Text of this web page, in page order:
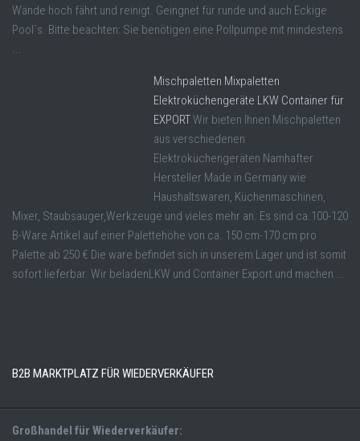
Wände hoch fährt und reinigt. Geingnet für runde und auch Eckige
Pool´s. Bitte beachten: Sie benötigen eine Pollpumpe mit mindestens
...
Mischpaletten Mixpaletten
Elektroküchengeräte LKW Container für
EXPORTWir bieten Ihnen Mischpaletten
aus verschiedenen
Elektroküchengeräten Namhafter
Hersteller Made in Germany wie
Haushaltswaren, Küchenmaschinen,
Mixer, Staubsauger,Werkzeuge und vieles mehr an. Es sind ca.100-120
B-Ware Artikel auf einer Palettehöhe von ca. 150 cm-170 cm pro
Palette ab 250 € Die ware befindet sich in unserem Lager und ist somit
sofort lieferbar. Wir beladenLKW und Container Export und machen ...
B2B MARKTPLATZ FÜR WIEDERVERKÄUFER
Großhandel für Wiederverkäufer: